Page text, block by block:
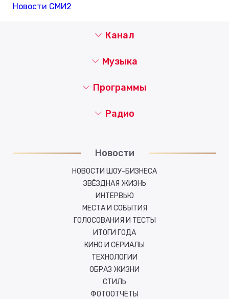
Новости СМИ2
Канал
Музыка
Новости
НОВОСТИ ШОУ-БИЗНЕСА
ЗВЁЗДНАЯ ЖИЗНЬ
ИНТЕРВЬЮ
МЕСТА И СОБЫТИЯ
ГОЛОСОВАНИЯ И ТЕСТЫ
ИТОГИ ГОДА
КИНО И СЕРИАЛЫ
ТЕХНОЛОГИИ
ОБРАЗ ЖИЗНИ
СТИЛЬ
ФОТООТЧЁТЫ
Программы
Радио